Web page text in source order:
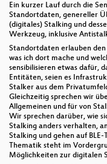
Ein kurzer Lauf durch die
Standortdaten, genereller
(digitales) Stalking und
Werkzeug, inklusive
Standortdaten erlauben
was ich dort mache und
sensibilisieren etwas dafür,
Entitäten, seien es
Stalker aus dem
Gleichzeitig sprechen wir
Allgemeinen und für von
Wir sprechen darüber, wie
Stalking anders verhalten,
Stalking und gehen auf
Thematik steht im
Möglichkeiten zur digitalen